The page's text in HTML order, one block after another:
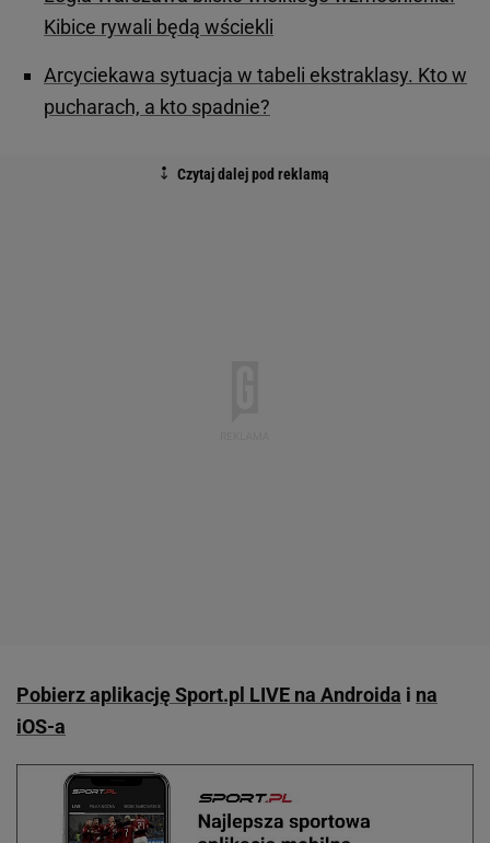
Kibice rywali będą wściekli
Arcyciekawa sytuacja w tabeli ekstraklasy. Kto w
pucharach, a kto spadnie?
Pobierz aplikację Sport.pl LIVE na Androida i na
iOS-a